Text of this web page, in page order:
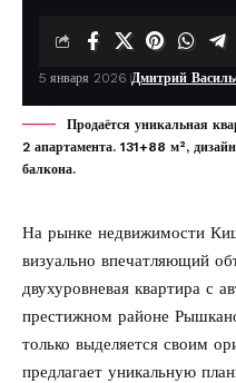
5 января 2026 Дмитрий
Продаётся уникальная
2 апартамента. 131+88 м²,
балкона.
На рынке недвижимости
визуально впечатляющий
двухуровневая квартира с
престижном районе
только выделяется своим
предлагает уникальную